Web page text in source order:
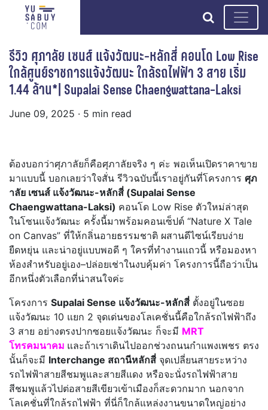
search
รีวิว ศุภาลัย เซนส์ แจ้งวัฒนะ-หลักสี่ คอนโด Low Rise
ใกล้ศูนย์ราชการแจ้งวัฒนะ ใกล้รถไฟฟ้า 3 สาย เริ่ม
1.44 ล้าน*| Supalai Sense Chaengwattana-Laksi
June 09, 2025 · 5 min read
ต้องบอกว่าศุภาลัยก็คือศุภาลัยจริง ๆ ค่ะ พอเห็นเปิดราคาขาย
มาแบบนี้ บอกเลยว่าใจสั่น รีวิวฉบับนี้เราอยู่กันที่โครงการ ศุภ
าลัย เซนส์ แจ้งวัฒนะ-หลักสี่ (Supalai Sense
Chaengwattana-Laksi) คอนโด Low Rise ตัวใหม่ล่าสุด
ในโซนแจ้งวัฒนะ ครั้งนี้มาพร้อมคอนเซ็ปต์ “Nature X Tale
on Canvas” ที่ให้กลิ่นอายธรรมชาติ ผสานดีไซน์เรียบง่าย
ยืดหยุ่น และน่าอยู่แบบพอดี ๆ ใครที่ทำงานแถวนี้ หรือมองหา
ห้องสำหรับอยู่เอง–ปล่อยเช่าในงบคุ้มค่า โครงการนี้ถือว่าเป็น
อีกหนึ่งตัวเลือกที่น่าสนใจค่ะ
โครงการ Supalai Sense แจ้งวัฒนะ-หลักสี่ ตั้งอยู่ในซอย
แจ้งวัฒนะ 10 แยก 2 จุดเด่นของโลเคชั่นนี้คือใกล้รถไฟฟ้าถึง
3 สาย อย่างตรงปากซอยแจ้งวัฒนะ ก็จะมี MRT
โทรคมนาคม และถ้าเราเดินไปออกช่วงถนนกำแพงเพชร ตรง
นั้นก็จะมี Interchange สถานีหลักสี่ จุดเปลี่ยนสายระหว่าง
รถไฟฟ้าสายสีชมพูและสายสีแดง หรือจะนั่งรถไฟฟ้าสาย
สีชมพูแล้วไปต่อสายสีเขียวเข้าเมืองก็สะดวกมาก นอกจาก
โลเคชั่นที่ใกล้รถไฟฟ้า ที่นี่ก็ใกล้แหล่งงานขนาดใหญ่อย่าง